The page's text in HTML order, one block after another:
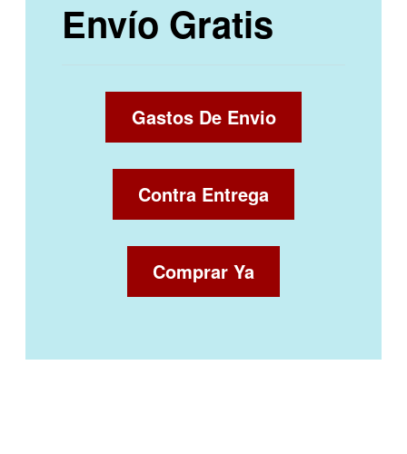
Envío Gratis
Gastos De Envio
Contra Entrega
Comprar Ya